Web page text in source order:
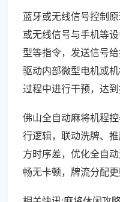
蓝牙或无线信号控制
或无线信号与手机等
型等指令，发送信号
驱动内部微型电机或
过程中进行干预，达到
佛山全自动麻将机程
行逻辑，联动洗牌、
方时序差，优化全自
畅无卡顿，牌流分配